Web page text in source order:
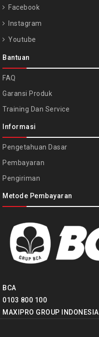
Facebook
Instagram
Youtube
Bantuan
FAQ
Garansi Produk
Training Dan Service
Informasi
Pengetahuan Dasar
Pembayaran
Pengiriman
Metode Pembayaran
BCA
0103 800 100
MAXIPRO GROUP INDONESIA